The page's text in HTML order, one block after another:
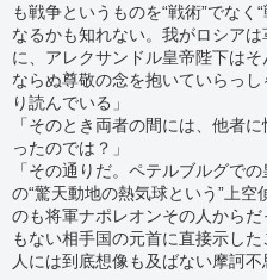
も戦争というものを“戦術”でなく
なるかも知れない。我がロシア
に、アレクサンドル皇帝陛下は
ならぬ尊敬の念を抱いていらっ
り読んでいる」
「そのとき両者の間には、他者
ったのでは？」
「その通りだ。ペテルブルグで
の“驚天動地の熱気球という”上空
のも将軍ナポレオンその人から
もない相手国の元首に直接示し
人には到底想像も及ばない摩訶